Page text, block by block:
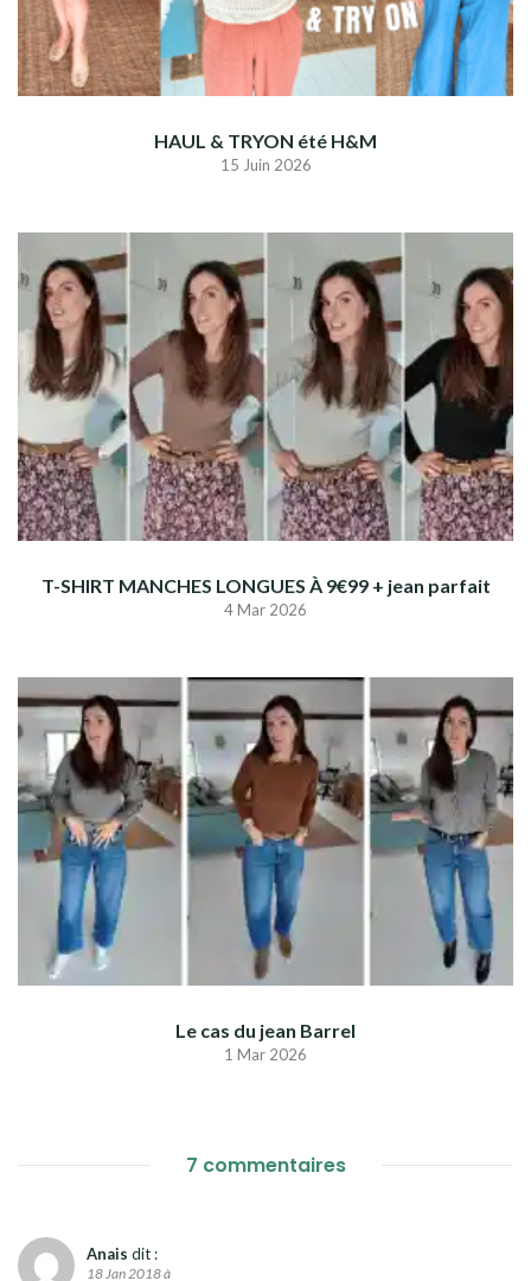
HAUL & TRYON été H&M
15 Juin 2026
T-SHIRT MANCHES LONGUES À 9€99 + jean parfait
4 Mar 2026
Le cas du jean Barrel
1 Mar 2026
7 commentaires
Anais dit :
18 Jan 2018 à